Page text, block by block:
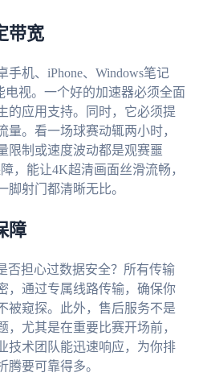
带宽
机、iPhone、Windows笔记
电视。一个好的加速器必须全面
的应用支持。同时，它必须提
量。看一场球赛动辄两小时，
限制或速度波动都是观赛噩
，能让4K超清画面丝滑流畅，
脚射门都清晰无比。
障
否担心过数据安全？所有传输
，通过专属线路传输，确保你
被窥探。此外，售后服务不是
，尤其是在重要比赛开场前，
技术团队能迅速响应，为你排
腾要可靠得多。